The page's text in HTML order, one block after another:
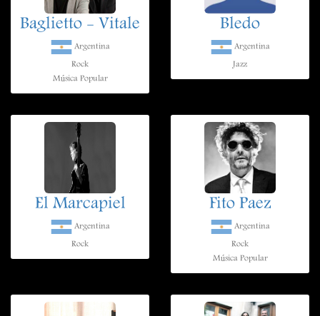
Baglietto - Vitale
Argentina
Rock
Música Popular
Bledo
Argentina
Jazz
El Marcapiel
Argentina
Rock
Fito Paez
Argentina
Rock
Música Popular